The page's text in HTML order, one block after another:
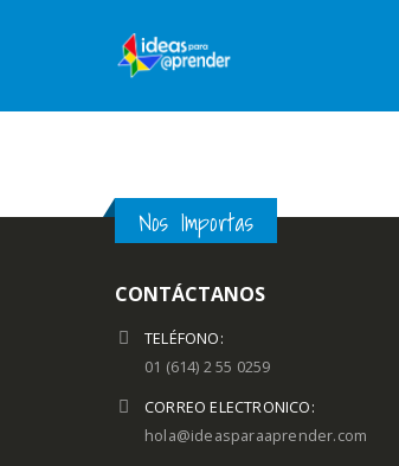
Nos Importas
CONTÁCTANOS
TELÉFONO:
01 (614) 2 55 0259
CORREO ELECTRONICO:
hola@ideasparaaprender.com